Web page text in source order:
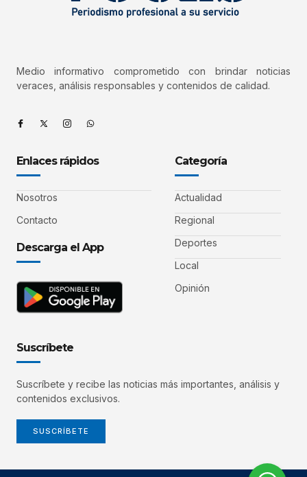
Medio informativo comprometido con brindar noticias
veraces, análisis responsables y contenidos de calidad.
Enlaces rápidos
Nosotros
Contacto
Descarga el App
Categoría
Actualidad
Regional
Deportes
Local
Opinión
Suscríbete
Suscríbete y recibe las noticias más importantes, análisis y
contenidos exclusivos.
SUSCRÍBETE